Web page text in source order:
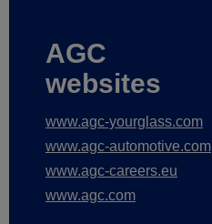
AGC
websites
www.agc-yourglass.com
www.agc-automotive.com
www.agc-careers.eu
www.agc.com